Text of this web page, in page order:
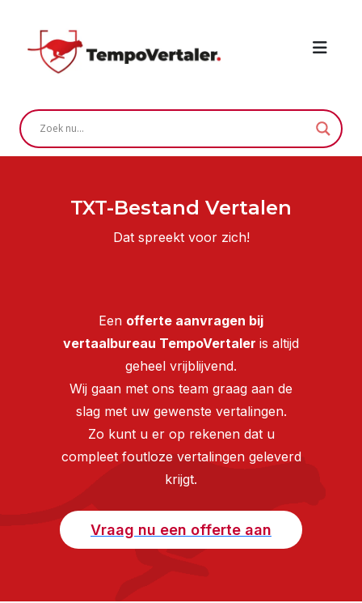
TXT-Bestand Vertalen
Dat spreekt voor zich!
Een offerte aanvragen bij
vertaalbureau TempoVertaler is altijd
geheel vrijblijvend.
Wij gaan met ons team graag aan de
slag met uw gewenste vertalingen.
Zo kunt u er op rekenen dat u
compleet foutloze vertalingen geleverd
krijgt.
Vraag nu een offerte aan